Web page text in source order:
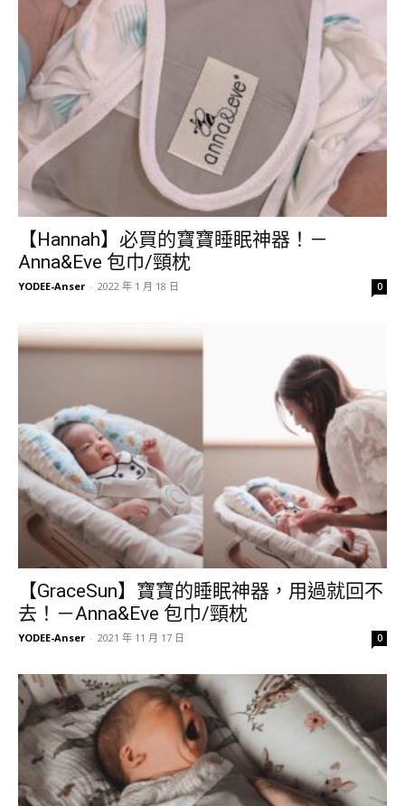
【Hannah】必買的寶寶睡眠神器！－
Anna&Eve 包巾/頸枕
YODEE-Anser - 2022 年 1 月 18 日 0
【GraceSun】寶寶的睡眠神器，用過就回不
去！－Anna&Eve 包巾/頸枕
YODEE-Anser - 2021 年 11 月 17 日 0